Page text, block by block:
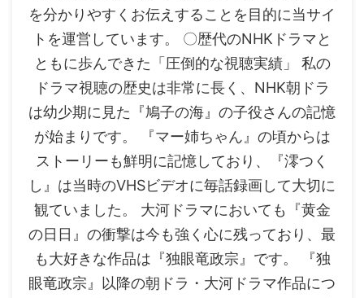
を分かりやすくお伝えすることを目的に当サイ
トを運営しています。 〇歴代のNHKドラマと
ともに歩んできた「圧倒的な視聴実績」 私の
ドラマ視聴の歴史は非常に長く、NHK朝ドラ
は幼少期に見た『鳩子の海』の子役さんの記憶
が始まりです。 『マー姉ちゃん』の頃からは
ストーリーも鮮明に記憶しており、『澪つく
し』は当時のVHSビデオに毎話録画して大切に
観ていました。 大河ドラマにおいても『黄金
の日日』の衝撃は今も強く心に残っており、最
も大好きな作品は『独眼竜政宗』です。 『独
眼竜政宗』以降の朝ドラ・大河ドラマ作品につ